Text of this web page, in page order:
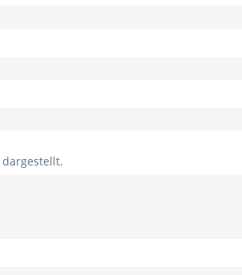
dargestellt.